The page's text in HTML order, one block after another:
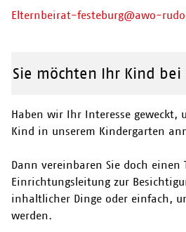
Elternbeirat-festeburg@awo-
Sie möchten Ihr Kind
Haben wir Ihr Interesse geweckt,
Kind in unserem Kindergarten
Dann vereinbaren Sie doch
Einrichtungsleitung zur
inhaltlicher Dinge oder einfach,
werden.